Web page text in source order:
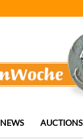
NEWS AUCTIONS